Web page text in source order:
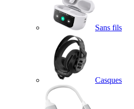
Sans fils
Casques